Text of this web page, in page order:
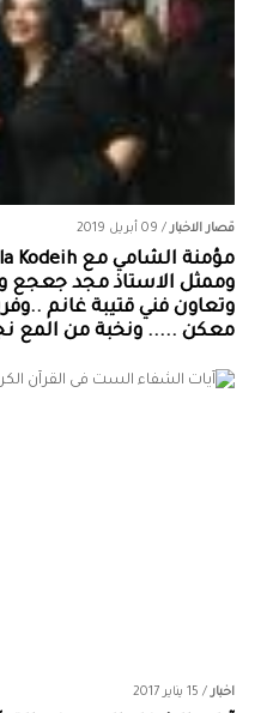
قصار الاخبار/ 09 أبريل 2019
وممثل الاستاذ مجد جعجع
وتعاون فني قتيبة غانم
معكن ..... ونخبة من المع
اخبار/ 15 يناير 2017